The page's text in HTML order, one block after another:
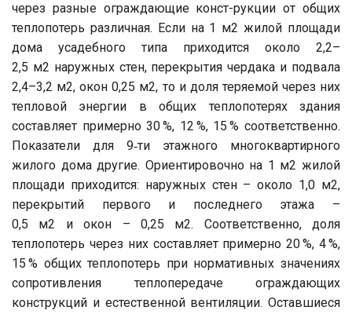
через разные ограждающие конст-рукции от общих
теплопотерь различная. Если на 1 м2 жилой площади
дома усадебного типа приходится около 2,2–
2,5 м2 наружных стен, перекрытия чердака и подвала
2,4–3,2 м2, окон 0,25 м2, то и доля теряемой через них
тепловой энергии в общих теплопотерях здания
составляет примерно 30 %, 12 %, 15 % соответственно.
Показатели для 9‑ти этажного многоквартирного
жилого дома другие. Ориентировочно на 1 м2 жилой
площади приходится: наружных стен – около 1,0 м2,
перекрытий первого и последнего этажа –
0,5 м2 и окон – 0,25 м2. Соответственно, доля
теплопотерь через них составляет примерно 20 %, 4 %,
15 % общих теплопотерь при нормативных значениях
сопротивления теплопередаче ограждающих
конструкций и естественной вентиляции. Оставшиеся